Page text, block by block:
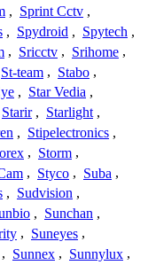
, Sprint Cctv ,
, Spydroid , Spytech ,
, Sricctv , Srihome ,
St-team , Stabo ,
, Star Vedia ,
Starir , Starlight ,
, Stipelectronics ,
, Storm ,
, Styco , Suba ,
, Sudvision ,
, Sunchan ,
, Suneyes ,
, Sunnex , Sunnylux ,